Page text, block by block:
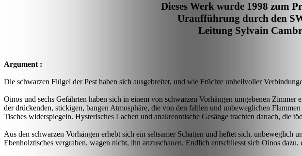
Dieses Werk wurde 1998 zum
Uraufführung durch den
Leitung Sylvain
Argument :
Die schwarzen Flügel der Pest haben sich ausgebreitet, und wie ­Früchte unheilvoller
Oinos und sechs Gefährten haben sich in einem von schwarzen Vorhängen umgebenen Zimmer
der drückenden, stickigen, bangen Atmosphäre, die von den fahlen und unbeweglichen
Tisches widerspiegeln. Hysterisches Lachen und anakreon­tische Gesänge trachten danach, die
Aus den schwarzen Vorhängen erhebt sich ein seltsamer Schatten und heftet sich,
Ebenholztisches vergraben, wagen nicht, ihn anzuschauen. Endlich entschliesst sich Oinos dazu,